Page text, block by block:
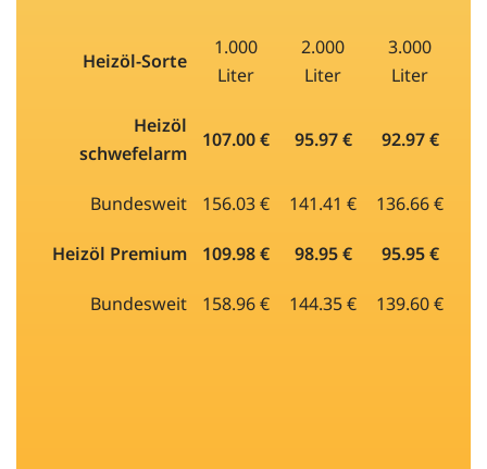
Heizöl-Sorte
1.000
Liter
2.000
Liter
3.000
Liter
Heizöl
schwefelarm
107.00 € 95.97 € 92.97 €
Bundesweit 156.03 € 141.41 € 136.66 €
Heizöl Premium 109.98 € 98.95 € 95.95 €
Bundesweit 158.96 € 144.35 € 139.60 €